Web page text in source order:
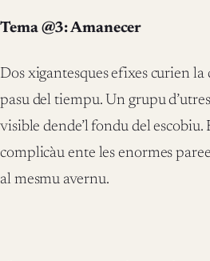
Tema @3: Amanecer
Dos xigantesques efixes curien
pasu del tiempu. Un grupu
visible dende’l fondu del escobiu.
complicàu ente les enormes
al mesmu avernu.